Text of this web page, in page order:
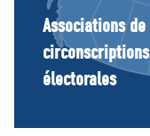
Associations de
circonscriptions
électorales